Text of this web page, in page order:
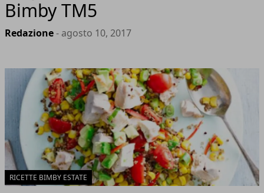
Bimby TM5
Redazione- agosto 10, 2017
RICETTE BIMBY ESTATE